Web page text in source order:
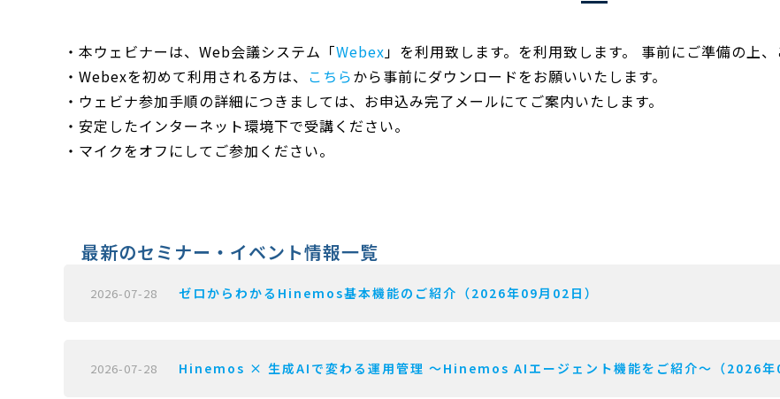
・本ウェビナーは、Web会議システム「Webex」を利用致します。を利用致します。 事前にご準備の上、
・Webexを初めて利用される方は、 こちらから事前にダウンロードをお願いいたします。
・ウェビナ参加手順の詳細につきましては、お申込み完了メールにてご案内いたします。
・安定したインターネット環境下で受講ください。
・マイクをオフにしてご参加ください。
最新のセミナー・イベント情報一覧
2026-07-28 ゼロからわかるHinemos基本機能のご紹介（2026年09月02日）
2026-07-28 Hinemos × 生成AIで変わる運用管理 〜Hinemos AIエージェント機能をご紹介〜（2026年